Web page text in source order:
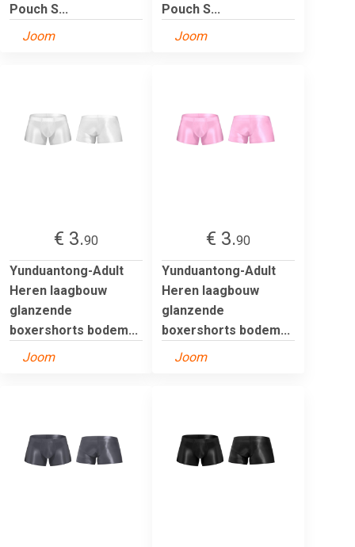
Pouch S...
Joom
Pouch S...
Joom
€ 3.90
Yunduantong-Adult
Heren laagbouw
glanzende
boxershorts bodem...
Joom
€ 3.90
Yunduantong-Adult
Heren laagbouw
glanzende
boxershorts bodem...
Joom